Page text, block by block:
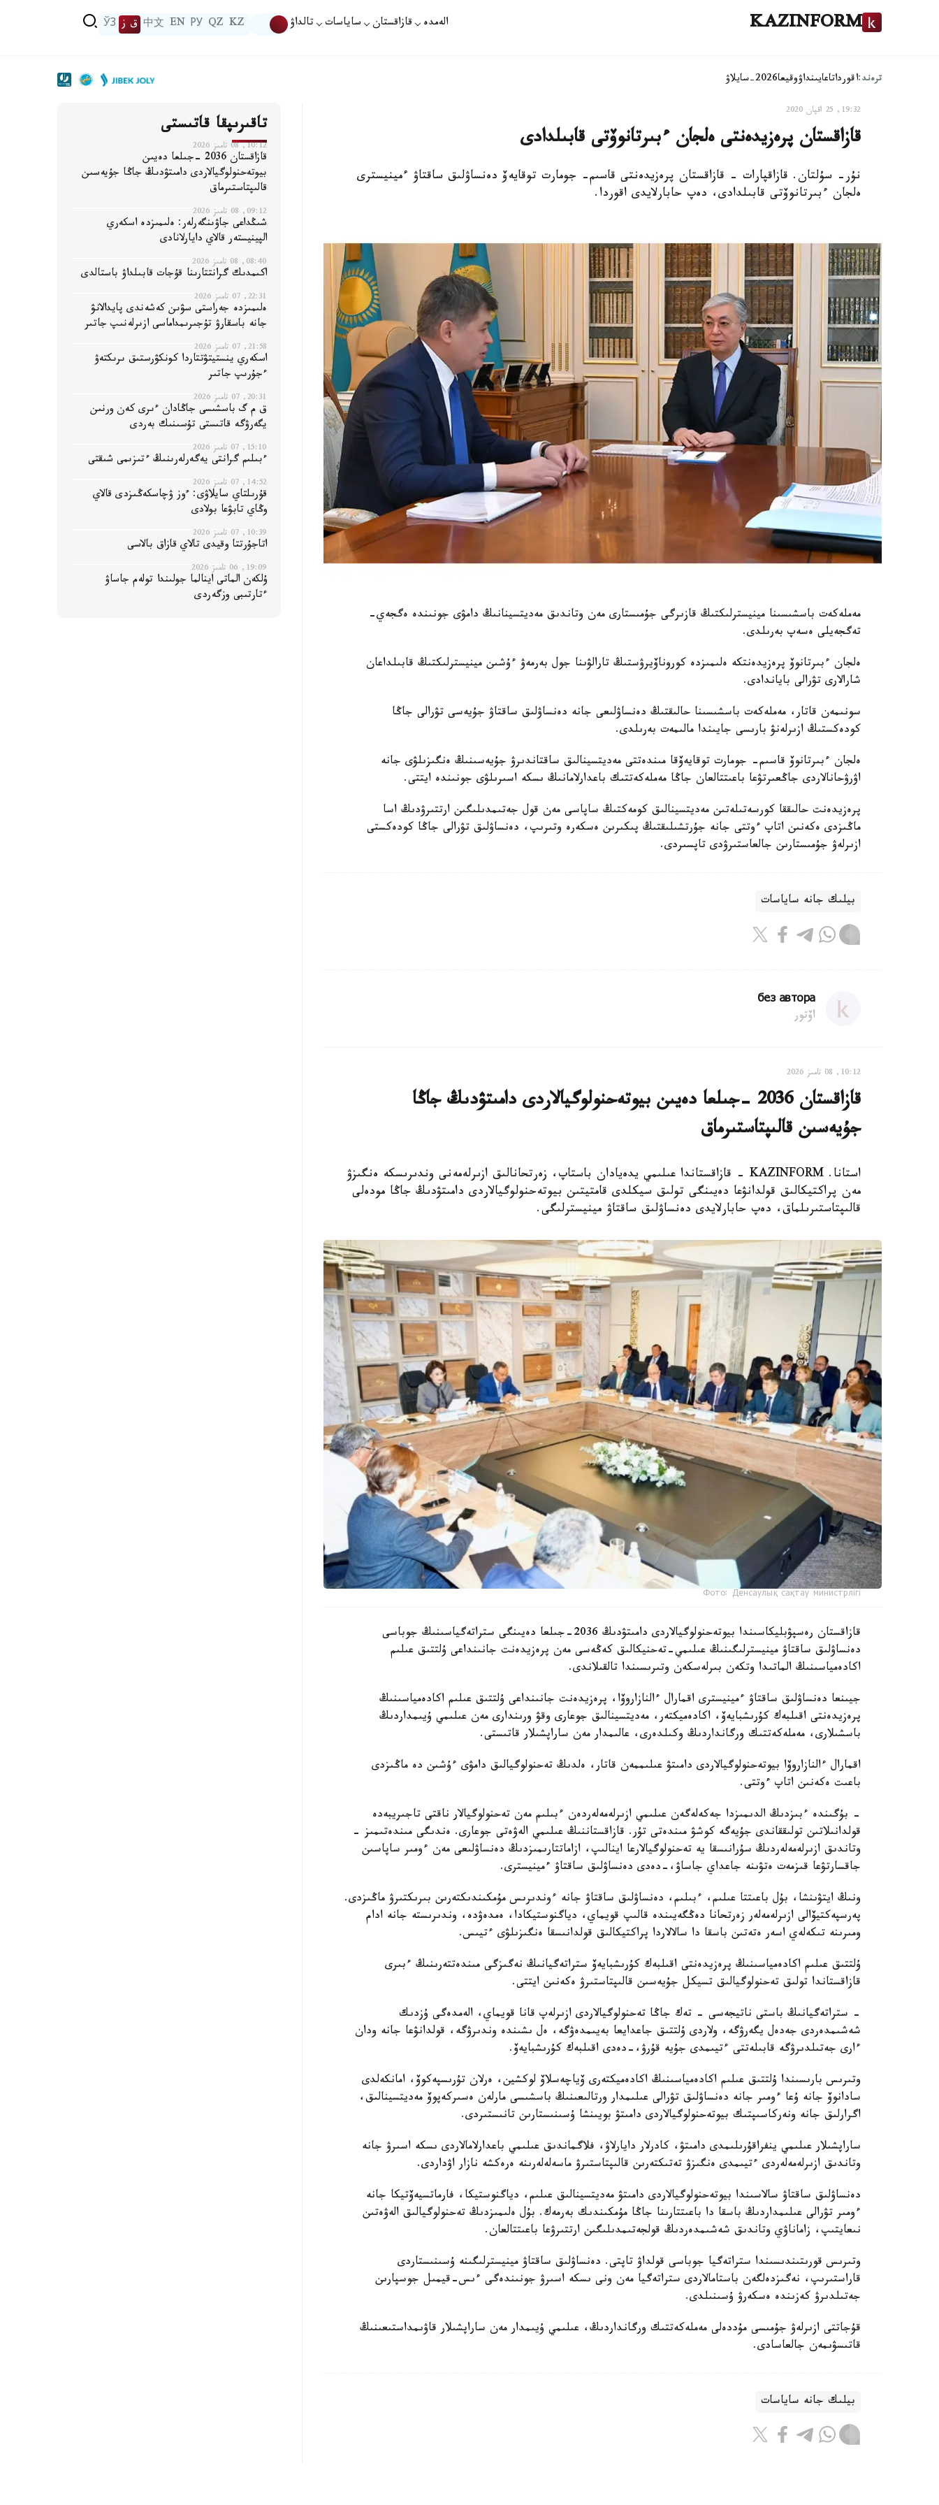
KAZINFORM الەمدە قازاقستان ساياسات تالداۋ KZ
QZ
РУ
EN
中文 ق ز ЎЗ
ترەند:اقورداتاعايىنداۋوقيعا2026-سايلاۋ
19:32, 25 اقپان 2020
قازاقستان پرەزيدەنتى ەلجان ءبىرتانوۆتى قابىلدادى
نۇر- سۇلتان. قازاقپارات - قازاقستان پرەزيدەنتى قاسىم- جومارت توقايەۆ دەنساۋلىق ساقتاۋ ءمينيسترى
ەلجان ءبىرتانوۆتى قابىلدادى، دەپ حابارلايدى اقوردا.
مەملەكەت باسشىسىنا مينيسترلىكتىڭ قازىرگى جۇمىستارى مەن وتاندىق مەديتسينانىڭ دامۋى جونىندە ەگجەي-
تەگجەيلى ەسەپ بەرىلدى.
ەلجان ءبىرتانوۆ پرەزيدەنتكە ەلىمىزدە كوروناۆيرۋستىڭ تارالۋىنا جول بەرمەۋ ءۇشىن مينيسترلىكتىڭ قابىلداعان
شارالارى تۋرالى باياندادى.
سونىمەن قاتار، مەملەكەت باسشىسىنا حالىقتىڭ دەنساۋلىعى جانە دەنساۋلىق ساقتاۋ جۇيەسى تۋرالى جاڭا
كودەكستىڭ ازىرلەنۋ بارىسى جايىندا مالىمەت بەرىلدى.
ەلجان ءبىرتانوۆ قاسىم- جومارت توقايەۆقا مىندەتتى مەديتسينالىق ساقتاندىرۋ جۇيەسىنىڭ ەنگىزىلۋى جانە
اۋرۋحانالاردى جاڭعىرتۋعا باعىتتالعان جاڭا مەملەكەتتىك باعدارلامانىڭ ىسكە اسىرىلۋى جونىندە ايتتى.
پرەزيدەنت حالىققا كورسەتىلەتىن مەديتسينالىق كومەكتىڭ ساپاسى مەن قول جەتىمدىلىگىن ارتتىرۋدىڭ اسا
ماڭىزدى ەكەنىن اتاپ ءوتتى جانە جۇرتشىلىقتىڭ پىكىرىن ەسكەرە وتىرىپ، دەنساۋلىق تۋرالى جاڭا كودەكستى
ازىرلەۋ جۇمىستارىن جالعاستىرۋدى تاپسىردى.
بيلىك جانە ساياسات
без автора
اۆتور
10:12, 08 تامىز 2026
قازاقستان 2036 -جىلعا دەيىن بيوتەحنولوگيالاردى دامىتۋدىڭ جاڭا
جۇيەسىن قالىپتاستىرماق
استانا. KAZINFORM - قازاقستاندا عىلىمي يدەيادان باستاپ، زەرتحانالىق ازىرلەمەنى وندىرىسكە ەنگىزۋ
مەن پراكتيكالىق قولدانۋعا دەيىنگى تولىق سيكلدى قامتيتىن بيوتەحنولوگيالاردى دامىتۋدىڭ جاڭا مودەلى
قالىپتاستىرىلماق، دەپ حابارلايدى دەنساۋلىق ساقتاۋ مينيسترلىگى.
Фото: Денсаулық сақтау министрлігі
قازاقستان رەسپۋبليكاسىندا بيوتەحنولوگيالاردى دامىتۋدىڭ 2036-جىلعا دەيىنگى ستراتەگياسىنىڭ جوباسى
دەنساۋلىق ساقتاۋ مينيسترلىگىنىڭ عىلىمي-تەحنيكالىق كەڭەسى مەن پرەزيدەنت جانىنداعى ۇلتتىق عىلىم
اكادەمياسىنىڭ الماتىدا وتكەن بىرلەسكەن وتىرىسىندا تالقىلاندى.
جيىنعا دەنساۋلىق ساقتاۋ ءمينيسترى اقمارال ءالنازاروۆا، پرەزيدەنت جانىنداعى ۇلتتىق عىلىم اكادەمياسىنىڭ
پرەزيدەنتى اقىلبەك كۇرىشبايەۆ، اكادەميكتەر، مەديتسينالىق جوعارى وقۋ ورىندارى مەن عىلىمي ۇيىمداردىڭ
باسشىلارى، مەملەكەتتىك ورگانداردىڭ وكىلدەرى، عالىمدار مەن ساراپشىلار قاتىستى.
اقمارال ءالنازاروۆا بيوتەحنولوگيالاردى دامىتۋ عىلىممەن قاتار، ەلدىڭ تەحنولوگيالىق دامۋى ءۇشىن دە ماڭىزدى
باعىت ەكەنىن اتاپ ءوتتى.
- بۇگىندە ءبىزدىڭ الدىمىزدا جەكەلەگەن عىلىمي ازىرلەمەلەردەن ءبىلىم مەن تەحنولوگيالار ناقتى تاجىريبەدە
قولدانىلاتىن تولىققاندى جۇيەگە كوشۋ مىندەتى تۇر. قازاقستاننىڭ عىلىمي الەۋەتى جوعارى. ەندىگى مىندەتىمىز -
وتاندىق ازىرلەمەلەردىڭ سۇرانىسقا يە تەحنولوگيالارعا اينالىپ، ازاماتتارىمىزدىڭ دەنساۋلىعى مەن ءومىر ساپاسىن
جاقسارتۋعا قىزمەت ەتۋىنە جاعداي جاساۋ،-دەدى دەنساۋلىق ساقتاۋ ءمينيسترى.
ونىڭ ايتۋىنشا، بۇل باعىتتا عىلىم، ءبىلىم، دەنساۋلىق ساقتاۋ جانە ءوندىرىس مۇمكىندىكتەرىن بىرىكتىرۋ ماڭىزدى.
پەرسپەكتيۆالى ازىرلەمەلەر زەرتحانا دەڭگەيىندە قالىپ قويماي، دياگنوستيكادا، ەمدەۋدە، وندىرىستە جانە ادام
ومىرىنە تىكەلەي اسەر ەتەتىن باسقا دا سالالاردا پراكتيكالىق قولدانىسقا ەنگىزىلۋى ءتيىس.
ۇلتتىق عىلىم اكادەمياسىنىڭ پرەزيدەنتى اقىلبەك كۇرىشبايەۆ ستراتەگيانىڭ نەگىزگى مىندەتتەرىنىڭ ءبىرى
قازاقستاندا تولىق تەحنولوگيالىق تسيكل جۇيەسىن قالىپتاستىرۋ ەكەنىن ايتتى.
- ستراتەگيانىڭ باستى ناتيجەسى - تەك جاڭا تەحنولوگيالاردى ازىرلەپ قانا قويماي، الەمدەگى ۇزدىك
شەشىمدەردى جەدەل يگەرۋگە، ولاردى ۇلتتىق جاعدايعا بەيىمدەۋگە، ەل ىشىندە وندىرۋگە، قولدانۋعا جانە ودان
ءارى جەتىلدىرۋگە قابىلەتتى ءتيىمدى جۇيە قۇرۋ،-دەدى اقىلبەك كۇرىشبايەۆ.
وتىرىس بارىسىندا ۇلتتىق عىلىم اكادەمياسىنىڭ اكادەميكتەرى ۆياچەسلاۆ لوكشين، ەرلان تۇرىسپەكوۆ، امانكەلدى
سادانوۆ جانە ۇعا ءومىر جانە دەنساۋلىق تۋرالى عىلىمدار ورتالىعىنىڭ باسشىسى مارلەن ەسىركەپوۆ مەديتسينالىق،
اگرارلىق جانە ونەركاسىپتىك بيوتەحنولوگيالاردى دامىتۋ بويىنشا ۇسىنىستارىن تانىستىردى.
ساراپشىلار عىلىمي ينفراقۇرىلىمدى دامىتۋ، كادرلار دايارلاۋ، فلاگماندىق عىلىمي باعدارلامالاردى ىسكە اسىرۋ جانە
وتاندىق ازىرلەمەلەردى ءتيىمدى ەنگىزۋ تەتىكتەرىن قالىپتاستىرۋ ماسەلەلەرىنە ەرەكشە نازار اۋداردى.
دەنساۋلىق ساقتاۋ سالاسىندا بيوتەحنولوگيالاردى دامىتۋ مەديتسينالىق عىلىم، دياگنوستيكا، فارماتسيەۆتيكا جانە
ءومىر تۋرالى عىلىمداردىڭ باسقا دا باعىتتارىنا جاڭا مۇمكىندىك بەرمەك. بۇل ەلىمىزدىڭ تەحنولوگيالىق الەۋەتىن
نىعايتىپ، زاماناۋي وتاندىق شەشىمدەردىڭ قولجەتىمدىلىگىن ارتتىرۋعا باعىتتالعان.
وتىرىس قورىتىندىسىندا ستراتەگيا جوباسى قولداۋ تاپتى. دەنساۋلىق ساقتاۋ مينيسترلىگىنە ۇسىنىستاردى
قاراستىرىپ، نەگىزدەلگەن باستامالاردى ستراتەگيا مەن ونى ىسكە اسىرۋ جونىندەگى ءىس-قيمىل جوسپارىن
جەتىلدىرۋ كەزىندە ەسكەرۋ ۇسىنىلدى.
قۇجاتتى ازىرلەۋ جۇمىسى مۇددەلى مەملەكەتتىك ورگانداردىڭ، عىلىمي ۇيىمدار مەن ساراپشىلار قاۋىمداستىعىنىڭ
قاتىسۋىمەن جالعاسادى.
بيلىك جانە ساياسات
تاقىرىپقا قاتىستى
10:12, 08 تامىز 2026
قازاقستان 2036 -جىلعا دەيىن
بيوتەحنولوگيالاردى دامىتۋدىڭ جاڭا جۇيەسىن
قالىپتاستىرماق
09:12, 08 تامىز 2026
شىڭداعى جاۋىنگەرلەر: ەلىمىزدە اسكەري
الپينيستەر قالاي دايارلانادى
08:40, 08 تامىز 2026
اكىمدىك گرانتتارىنا قۇجات قابىلداۋ باستالدى
22:31, 07 تامىز 2026
ەلىمىزدە جەراستى سۋىن كەشەندى پايدالانۋ
جانە باسقارۋ تۇجىرىمداماسى ازىرلەنىپ جاتىر
21:58, 07 تامىز 2026
اسكەري ينستيتۋتتاردا كونكۋرستىق ىرىكتەۋ
ءجۇرىپ جاتىر
20:31, 07 تامىز 2026
ق م گ باسشىسى جاڭادان ءىرى كەن ورنىن
يگەرۋگە قاتىستى تۇسىنىك بەردى
15:10, 07 تامىز 2026
ءبىلىم گرانتى يەگەرلەرىنىڭ ءتىزىمى شىقتى
14:52, 07 تامىز 2026
قۇرىلتاي سايلاۋى: ءوز ۋچاسكەڭىزدى قالاي
وڭاي تابۋعا بولادى
10:39, 07 تامىز 2026
اتاجۇرتتا وقيدى تالاي قازاق بالاسى
19:09, 06 تامىز 2026
ۇلكەن الماتى اينالما جولىندا تولەم جاساۋ
ءتارتىبى وزگەردى